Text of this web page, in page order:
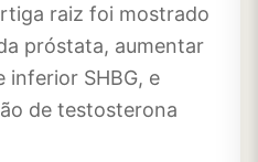
raiz foi mostrado
próstata, aumentar
inferior SHBG, e
de testosterona